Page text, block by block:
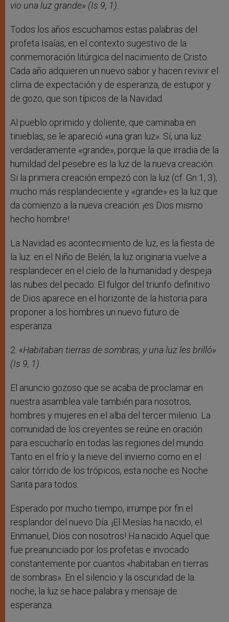
vio una luz grande» (Is 9, 1).
Todos los años escuchamos estas palabras del
profeta Isaías, en el contexto sugestivo de la
conmemoración litúrgica del nacimiento de Cristo.
Cada año adquieren un nuevo sabor y hacen revivir el
clima de expectación y de esperanza, de estupor y
de gozo, que son típicos de la Navidad.
Al pueblo oprimido y doliente, que caminaba en
tinieblas, se le apareció «una gran luz». Sí, una luz
verdaderamente «grande», porque la que irradia de la
humildad del pesebre es la luz de la nueva creación.
Si la primera creación empezó con la luz (cf. Gn 1, 3),
mucho más resplandeciente y «grande» es la luz que
da comienzo a la nueva creación: ¡es Dios mismo
hecho hombre!
La Navidad es acontecimiento de luz, es la fiesta de
la luz: en el Niño de Belén, la luz originaria vuelve a
resplandecer en el cielo de la humanidad y despeja
las nubes del pecado. El fulgor del triunfo definitivo
de Dios aparece en el horizonte de la historia para
proponer a los hombres un nuevo futuro de
esperanza.
2. «Habitaban tierras de sombras, y una luz les brilló»
(Is 9, 1).
El anuncio gozoso que se acaba de proclamar en
nuestra asamblea vale también para nosotros,
hombres y mujeres en el alba del tercer milenio. La
comunidad de los creyentes se reúne en oración
para escucharlo en todas las regiones del mundo.
Tanto en el frío y la nieve del invierno como en el
calor tórrido de los trópicos, esta noche es Noche
Santa para todos.
Esperado por mucho tiempo, irrumpe por fin el
resplandor del nuevo Día. ¡El Mesías ha nacido, el
Enmanuel, Dios con nosotros! Ha nacido Aquel que
fue preanunciado por los profetas e invocado
constantemente por cuantos «habitaban en tierras
de sombras». En el silencio y la oscuridad de la
noche, la luz se hace palabra y mensaje de
esperanza.